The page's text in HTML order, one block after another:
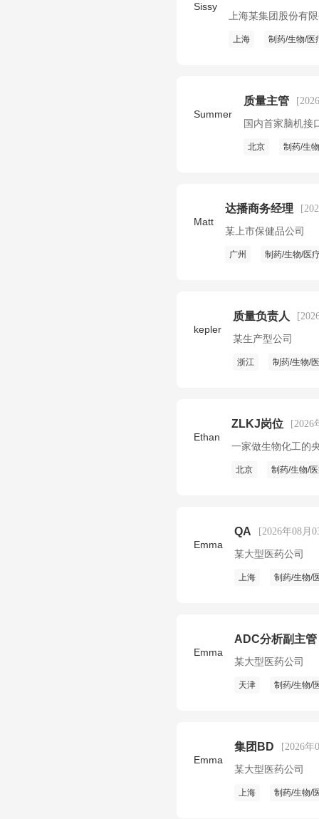
Sissy
上海某集团股份有
上海 制药/生物/医
Summer
质量主管
国内首家脑机接
北京 制药/生
Matt
达播商务经理
某上市保健品公司
广州 制药/生物/医
kepler
质量负责人
某生产型公司
浙江 制药/生物/
Ethan
ZLKJ岗位 [2026
一家做生物化工的
北京 制药/生物/
Emma
QA [2026年08月
某大型医药公司
上海 制药/生物/
Emma
ADC分析副主管
某大型医药公司
天津 制药/生物/
Emma
集团BD [2026年
某大型医药公司
上海 制药/生物/